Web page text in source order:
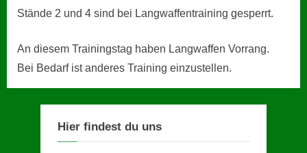
Stände 2 und 4 sind bei Langwaffentraining gesperrt.
An diesem Trainingstag haben Langwaffen Vorrang.
Bei Bedarf ist anderes Training einzustellen.
Hier findest du uns